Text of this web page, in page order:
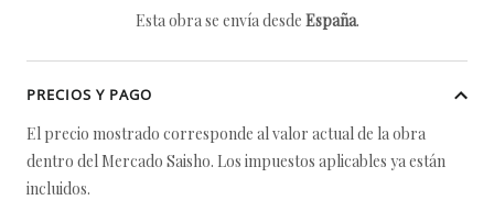
Esta obra se envía desde España.
PRECIOS Y PAGO
El precio mostrado corresponde al valor actual de la obra
dentro del Mercado Saisho. Los impuestos aplicables ya están
incluidos.